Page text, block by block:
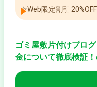
☆Web限定割引 20%OFF
ゴミ屋敷片付けプロ
金について徹底検証